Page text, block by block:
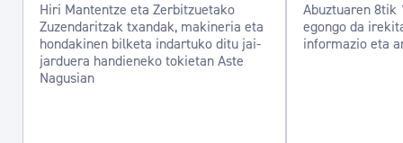
Hiri Mantentze eta Zerbitzuetako
Zuzendaritzak txandak, makineria eta
hondakinen bilketa indartuko ditu jai-
jarduera handieneko tokietan Aste
Nagusian
Abuztuaren 8tik
egongo da
informazio eta